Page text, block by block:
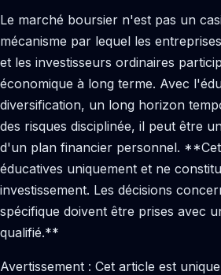
Le marché boursier n'est pas un
mécanisme par lequel les
et les investisseurs ordinaires
économique à long terme. Avec
diversification, un long horizon
des risques disciplinée, il peut être
d'un plan financier personnel.
éducatives uniquement et ne
investissement. Les décisions
spécifique doivent être prises avec
qualifié.**
Avertissement : Cet article est